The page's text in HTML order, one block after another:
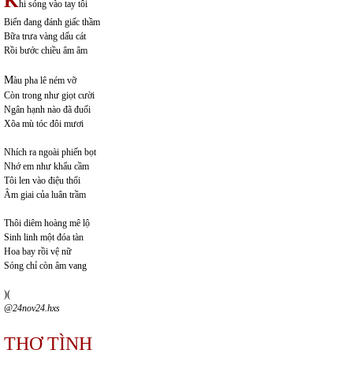
hi sóng vào tay tôi
Biển đang đánh giấc thầm
Bữa trưa vàng dấu cát
Rồi bước chiều âm âm
Màu pha lê ném vỡ
Còn trong như giọt cười
Ngân hạnh nào đã đuối
Xõa mù tóc đôi mươi
Nhích ra ngoài phiến bọt
Nhớ em như khẩu cầm
Tôi len vào điệu thổi
Âm giai của luân trầm
Thôi diêm hoàng mê lộ
Sinh linh một đóa tàn
Hoa bay rồi vệ nữ
Sóng chỉ còn âm vang
)(
@24nov24.hxs
THƠ TÌNH